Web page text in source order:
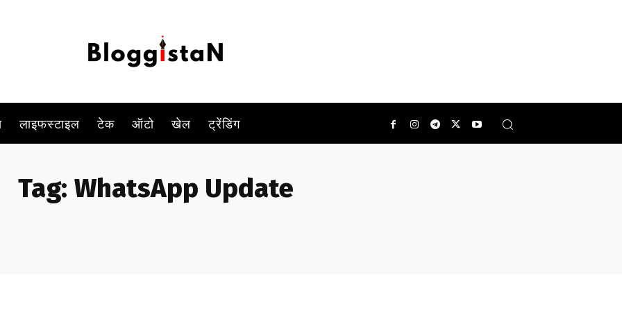
लाइफस्टाइल टेक ऑटो खेल ट्रेंडिंग
Tag: WhatsApp Update